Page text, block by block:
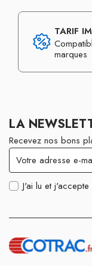
TARIF
marques
LA
Recevez nos bons
J'ai lu et j'accepte